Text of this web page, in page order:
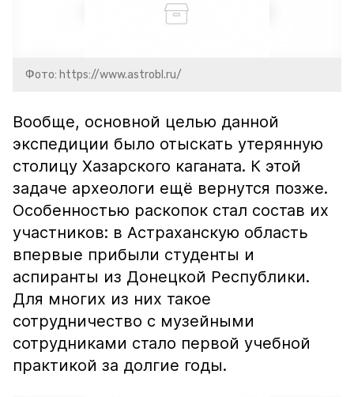
Фото: https://www.astrobl.ru/
Вообще, основной целью данной
экспедиции было отыскать утерянную
столицу Хазарского каганата. К этой
задаче археологи ещё вернутся позже.
Особенностью раскопок стал состав их
участников: в Астраханскую область
впервые прибыли студенты и
аспиранты из Донецкой Республики.
Для многих из них такое
сотрудничество с музейными
сотрудниками стало первой учебной
практикой за долгие годы.